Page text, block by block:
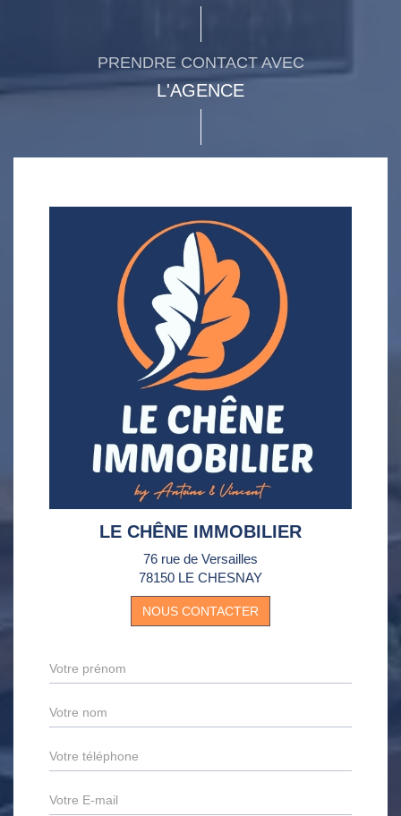
PRENDRE CONTACT AVEC
L'AGENCE
LE CHÊNE IMMOBILIER
76 rue de Versailles
78150 LE CHESNAY
NOUS CONTACTER